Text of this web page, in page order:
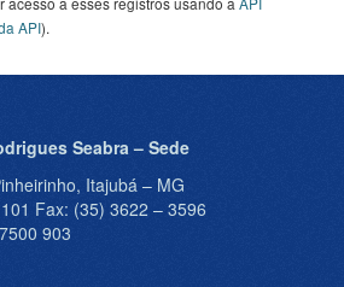
API).
Seabra – Sede
Itajubá – MG
Fax: (35) 3622 – 3596
903